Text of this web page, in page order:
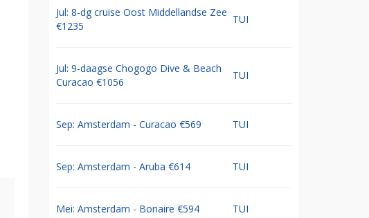
Jul: 8-dg cruise Oost Middellandse Zee
€1235
TUI
Jul: 9-daagse Chogogo Dive & Beach
Curacao €1056
TUI
Sep: Amsterdam - Curacao €569 TUI
Sep: Amsterdam - Aruba €614 TUI
Mei: Amsterdam - Bonaire €594 TUI